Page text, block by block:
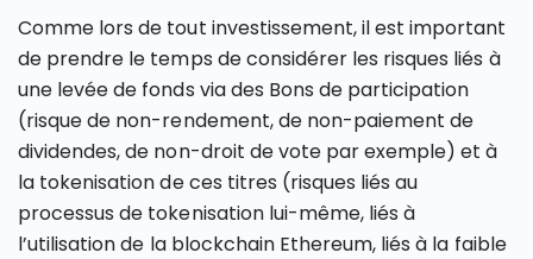
Comme lors de tout investissement, il est important
de prendre le temps de considérer les risques liés à
une levée de fonds via des Bons de participation
(risque de non-rendement, de non-paiement de
dividendes, de non-droit de vote par exemple) et à
la tokenisation de ces titres (risques liés au
processus de tokenisation lui-même, liés à
l’utilisation de la blockchain Ethereum, liés à la faible